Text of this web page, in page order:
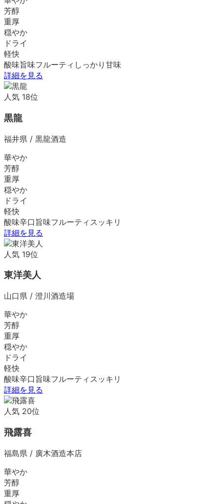
芳醇
重厚
穏やか
ドライ
軽快
酸味旨味フルーティ しっかり 甘味
詳細を見る
人気 18位
黒龍
福井県 / 黒龍酒造
華やか
芳醇
重厚
穏やか
ドライ
軽快
酸味辛口 旨味フルーティ スッキリ
詳細を見る
人気 19位
東洋美人
山口県 / 澄川酒造場
華やか
芳醇
重厚
穏やか
ドライ
軽快
酸味辛口 旨味フルーティ スッキリ
詳細を見る
人気 20位
飛露喜
福島県 / 廣木酒造本店
華やか
芳醇
重厚